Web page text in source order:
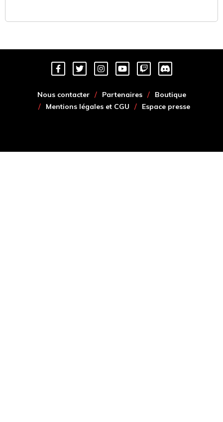
Nous contacter Partenaires
Boutique
Mentions légales et CGU
Espace presse